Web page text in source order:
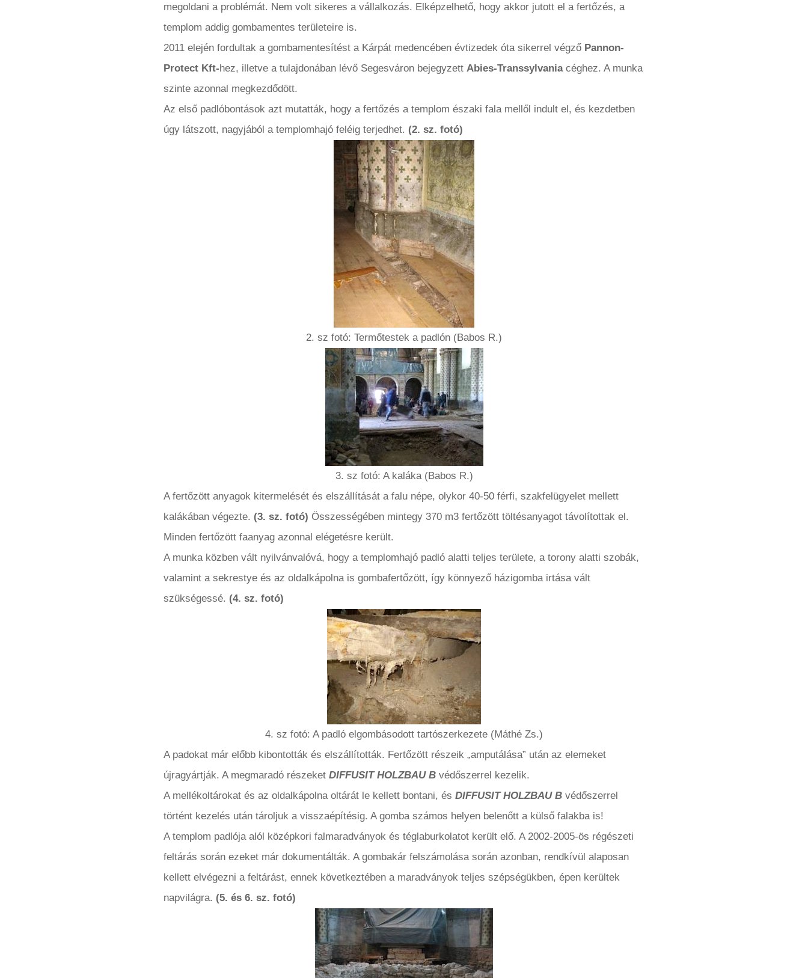
megoldani a problémát. Nem volt sikeres a vállalkozás. Elképzelhető, hogy akkor jutott el a fertőzés, a
templom addig gombamentes területeire is.
2011 elején fordultak a gombamentesítést a Kárpát medencében évtizedek óta sikerrel végző Pannon-
Protect Kft-hez, illetve a tulajdonában lévő Segesváron bejegyzett Abies-Transsylvaniacéghez. A munka
szinte azonnal megkezdődött.
Az első padlóbontások azt mutatták, hogy a fertőzés a templom északi fala mellől indult el, és kezdetben
úgy látszott, nagyjából a templomhajó feléig terjedhet. (2. sz. fotó)
2. sz fotó: Termőtestek a padlón (Babos R.)
3. sz fotó: A kaláka (Babos R.)
A fertőzött anyagok kitermelését és elszállítását a falu népe, olykor 40-50 férfi, szakfelügyelet mellett
kalákában végezte. (3. sz. fotó) Összességében mintegy 370 m3 fertőzött töltésanyagot távolítottak el.
Minden fertőzött faanyag azonnal elégetésre került.
A munka közben vált nyilvánvalóvá, hogy a templomhajó padló alatti teljes területe, a torony alatti szobák,
valamint a sekrestye és az oldalkápolna is gombafertőzött, így könnyező házigomba irtása vált
szükségessé. (4. sz. fotó)
4. sz fotó: A padló elgombásodott tartószerkezete (Máthé Zs.)
A padokat már előbb kibontották és elszállították. Fertőzött részeik „amputálása” után az elemeket
újragyártják. A megmaradó részeket DIFFUSIT HOLZBAU B védőszerrel kezelik.
A mellékoltárokat és az oldalkápolna oltárát le kellett bontani, és DIFFUSIT HOLZBAU B védőszerrel
történt kezelés után tároljuk a visszaépítésig. A gomba számos helyen belenőtt a külső falakba is!
A templom padlója alól középkori falmaradványok és téglaburkolatot került elő. A 2002-2005-ös régészeti
feltárás során ezeket már dokumentálták. A gombakár felszámolása során azonban, rendkívül alaposan
kellett elvégezni a feltárást, ennek következtében a maradványok teljes szépségükben, épen kerültek
napvilágra. (5. és 6. sz. fotó)